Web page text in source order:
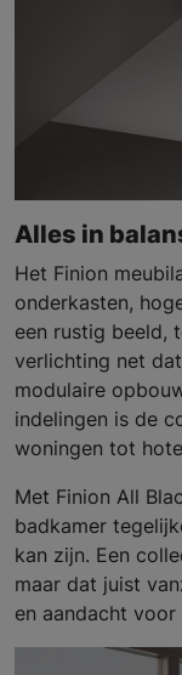
Alles in
Het Finion
onderkasten,
een rustig beeld,
verlichting net
modulaire
indelingen is de
woningen tot
Met Finion All
badkamer
kan zijn. Een
maar dat juist
en aandacht voor